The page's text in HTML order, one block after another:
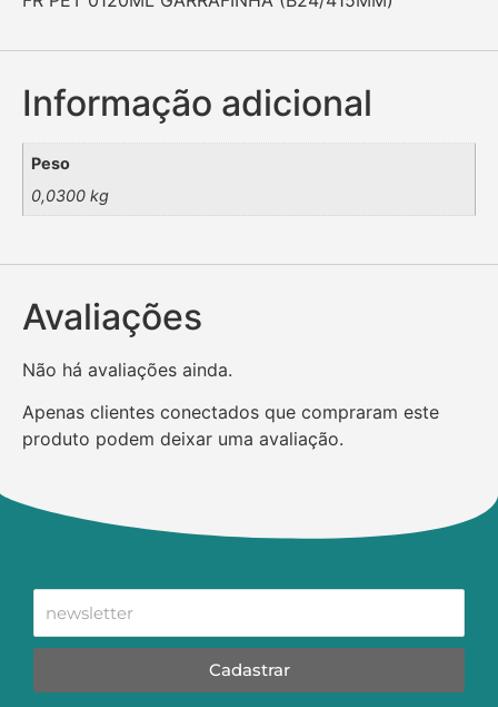
Informação adicional
Peso
0,0300 kg
Avaliações
Não há avaliações ainda.
Apenas clientes conectados que compraram este
produto podem deixar uma avaliação.
Cadastrar